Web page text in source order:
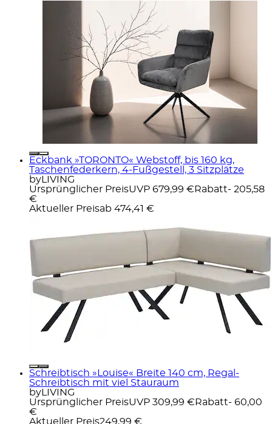
Eckbank »TORONTO« Webstoff, bis 160 kg,
Taschenfederkern, 4-Fußgestell, 3 Sitzplätze
byLIVING
Ursprünglicher PreisUVP 679,99 € Rabatt- 205,58
€
Aktueller Preisab 474,41 €
Schreibtisch »Louise« Breite 140 cm, Regal-
Schreibtisch mit viel Stauraum
byLIVING
Ursprünglicher PreisUVP 309,99 € Rabatt- 60,00
€
Aktueller Preis249,99 €